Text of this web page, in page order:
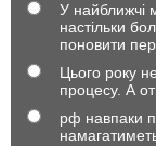
У найближчі
настільки
поновити
Цього року
процесу. А
рф навпаки